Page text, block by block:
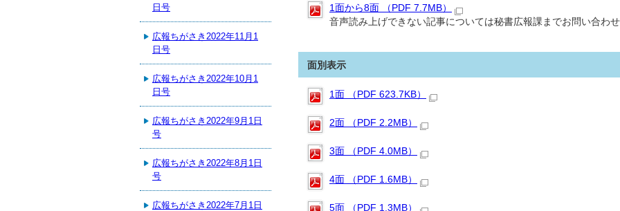
1面から8面 （PDF 7.7MB）
音声読み上げできない記事については秘書広報課までお問い合わ
面別表示
1面 （PDF 623.7KB）
2面 （PDF 2.2MB）
3面 （PDF 4.0MB）
4面 （PDF 1.6MB）
5面 （PDF 1.3MB）
日号
広報ちがさき2022年11月1
日号
広報ちがさき2022年10月1
日号
広報ちがさき2022年9月1日
号
広報ちがさき2022年8月1日
号
広報ちがさき2022年7月1日